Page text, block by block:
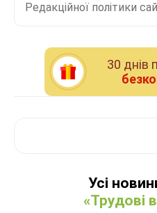
Редакційної політики
30 днiв
Усі
«Трудові